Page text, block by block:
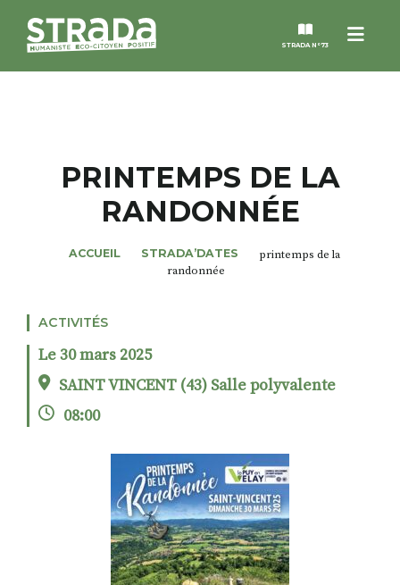
Menu
STRADA N°73
MAGAZINES
NOS THÈMES
ALTER STRADA
RECHERCHER
S'ABONNER
S'INSCRIRE À LA NEWSLETTER
FACEBOOKINSTAGRAM
LINKEDINYOUTUBE
PRINTEMPS DE LA
RANDONNÉE
ACCUEIL STRADA’DATES
printemps de la
randonnée
ACTIVITÉS
Le 30 mars 2025
SAINT VINCENT (43) Salle polyvalente
08:00